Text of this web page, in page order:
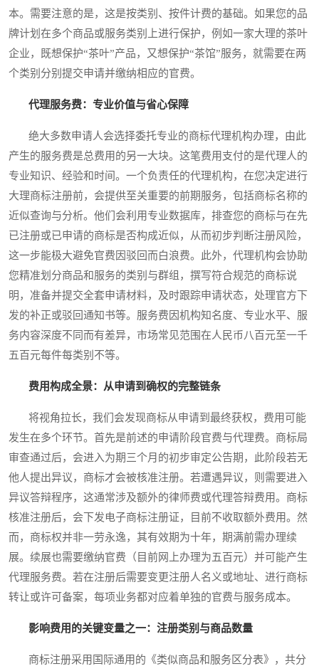
本。需要注意的是，这是按类别、按件计费的基础。如果您的品
牌计划在多个商品或服务类别上进行保护，例如一家大理的茶叶
企业，既想保护“茶叶”产品，又想保护“茶馆”服务，就需要在两
个类别分别提交申请并缴纳相应的官费。
代理服务费：专业价值与省心保障
绝大多数申请人会选择委托专业的商标代理机构办理，由此
产生的服务费是总费用的另一大块。这笔费用支付的是代理人的
专业知识、经验和时间。一个负责任的代理机构，在您决定进行
大理商标注册前，会提供至关重要的前期服务，包括商标名称的
近似查询与分析。他们会利用专业数据库，排查您的商标与在先
已注册或已申请的商标是否构成近似，从而初步判断注册风险，
这一步能极大避免官费因驳回而白浪费。此外，代理机构会协助
您精准划分商品和服务的类别与群组，撰写符合规范的商标说
明，准备并提交全套申请材料，及时跟踪申请状态，处理官方下
发的补正或驳回通知书等。服务费因机构知名度、专业水平、服
务内容深度不同而有差异，市场常见范围在人民币八百元至一千
五百元每件每类别不等。
费用构成全景：从申请到确权的完整链条
将视角拉长，我们会发现商标从申请到最终获权，费用可能
发生在多个环节。首先是前述的申请阶段官费与代理费。商标局
审查通过后，会进入为期三个月的初步审定公告期，此阶段若无
他人提出异议，商标才会被核准注册。若遭遇异议，则需要进入
异议答辩程序，这通常涉及额外的律师费或代理答辩费用。商标
核准注册后，会下发电子商标注册证，目前不收取额外费用。然
而，商标权并非一劳永逸，其有效期为十年，期满前需办理续
展。续展也需要缴纳官费（目前网上办理为五百元）并可能产生
代理服务费。若在注册后需要变更注册人名义或地址、进行商标
转让或许可备案，每项业务都对应着单独的官费与服务成本。
影响费用的关键变量之一：注册类别与商品数量
商标注册采用国际通用的《类似商品和服务区分表》，共分